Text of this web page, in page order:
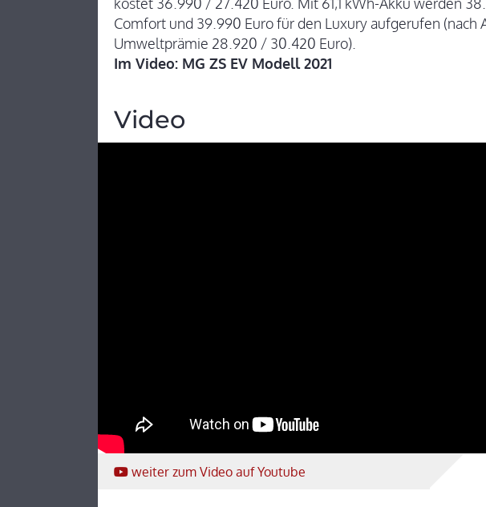
Comfort und 39.990 Euro für den Luxury aufgerufen (nach
Umweltprämie 28.920 / 30.420 Euro).
Im Video: MG ZS EV Modell 2021
Video
weiter zum Video auf Youtube